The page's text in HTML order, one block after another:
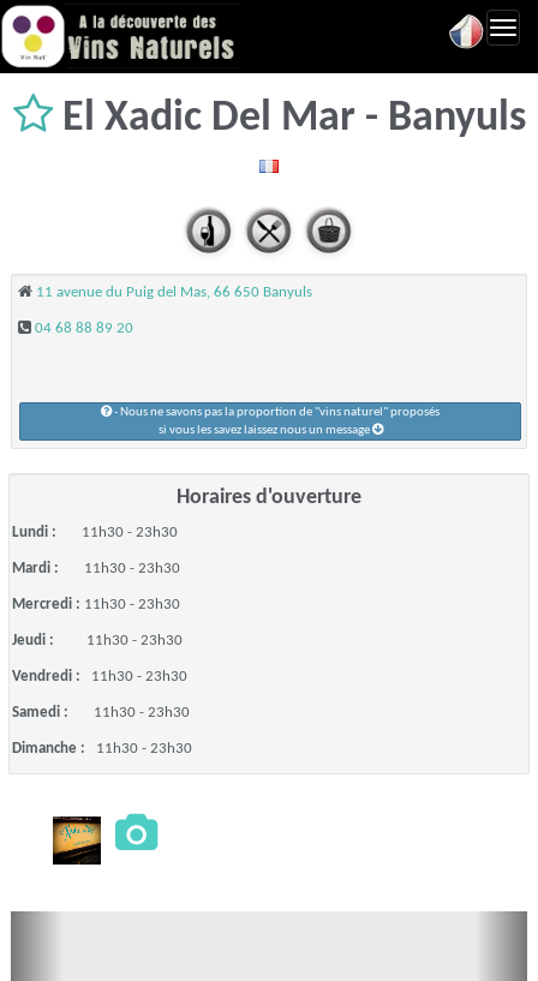
El Xadic Del Mar - Banyuls
11 avenue du Puig del Mas, 66 650 Banyuls
04 68 88 89 20
- Nous ne savons pas la proportion de "vins naturel" proposés
si vous les savez laissez nous un message
Horaires d'ouverture
Lundi : 11h30 - 23h30
Mardi : 11h30 - 23h30
Mercredi : 11h30 - 23h30
Jeudi : 11h30 - 23h30
Vendredi : 11h30 - 23h30
Samedi : 11h30 - 23h30
Dimanche : 11h30 - 23h30